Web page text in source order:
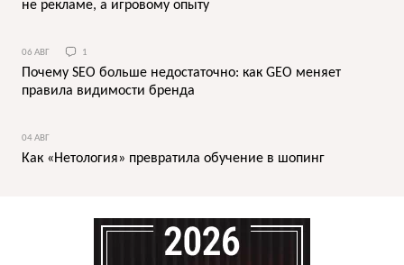
не рекламе, а игровому опыту
06 АВГ 1
Почему SEO больше недостаточно: как GEO меняет
правила видимости бренда
04 АВГ
Как «Нетология» превратила обучение в шопинг